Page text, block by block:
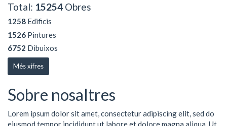
Total: 15254 Obres
1258 Edificis
1526 Pintures
6752 Dibuixos
Més xifres
Sobre nosaltres
Lorem ipsum dolor sit amet, consectetur adipiscing elit, sed do
eiusmod tempor incididunt ut labore et dolore magna aliqua. Ut